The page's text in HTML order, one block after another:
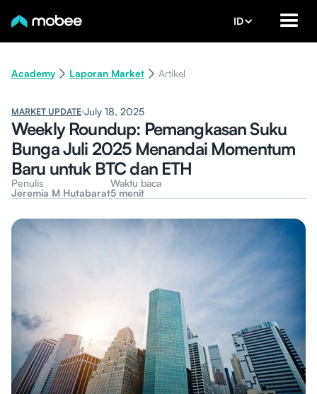
ID
Academy Laporan Market Artikel
MARKET UPDATE July 18, 2025
Weekly Roundup: Pemangkasan Suku
Bunga Juli 2025 Menandai Momentum
Baru untuk BTC dan ETH
Penulis
Jeremia M Hutabarat
Waktu baca
5 menit